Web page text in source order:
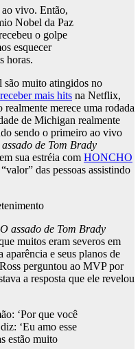
vivo. Então,
Nobel da Paz
o golpe
esquecer
horas.
são muito atingidos no
mais hits na Netflix,
merece uma rodada
de Michigan realmente
sendo o primeiro ao vivo
de Tom Brady
sua estréia com HONCHO
das pessoas assistindo
O assado de Tom Brady
muitos eram severos em
e seus planos de
perguntou ao MVP por
a resposta que ele revelou
‘Por que você
‘Eu amo esse
estão muito